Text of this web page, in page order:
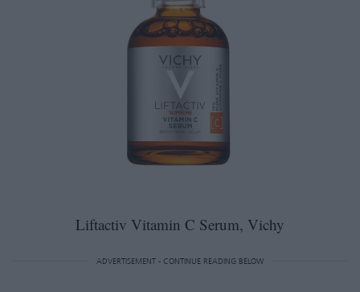
Liftactiv Vitamin C Serum, Vichy
ADVERTISEMENT - CONTINUE READING BELOW